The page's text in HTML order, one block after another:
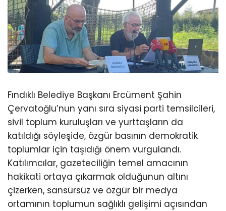
Fındıklı Belediye Başkanı Ercüment Şahin
Çervatoğlu’nun yanı sıra siyasi parti temsilcileri,
sivil toplum kuruluşları ve yurttaşların da
katıldığı söyleşide, özgür basının demokratik
toplumlar için taşıdığı önem vurgulandı.
Katılımcılar, gazeteciliğin temel amacının
hakikati ortaya çıkarmak olduğunun altını
çizerken, sansürsüz ve özgür bir medya
ortamının toplumun sağlıklı gelişimi açısından